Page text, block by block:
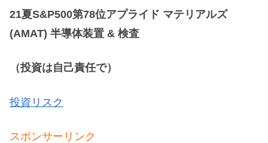
21夏S&P500第78位アプライド マテリアルズ
(AMAT) 半導体装置 & 検査
（投資は自己責任で）
投資リスク
スポンサーリンク